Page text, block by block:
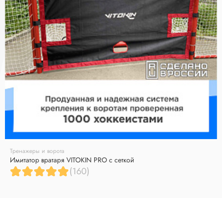
Тренажеры и ворота
Имитатор вратаря VITOKIN PRO с сеткой
(160)